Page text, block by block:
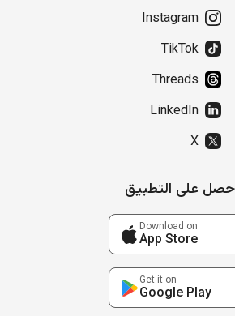
Instagram
TikTok
Threads
LinkedIn
X
على التطبيق
Download on
App Store
Get it on
Google Play